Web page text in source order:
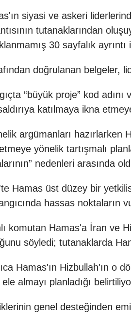
siyasi ve askeri
tutanaklarından
30 sayfalık ayrıntı
doğrulanan belgeler,
“büyük proje” kod
katılmaya ikna
argümanları hazırlarken
yönelik tartışmalı
nedenleri arasında
Hamas üst düzey bir
hassas noktaların
komutan Hamas'a İran ve
söyledi; tutanaklarda
Hamas'ın Hizbullah'ın o
ele almayı planladığı
genel desteğinden